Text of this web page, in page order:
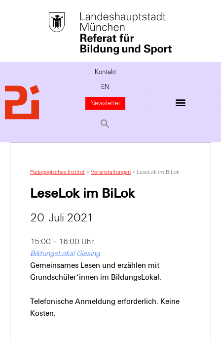
Kontakt
EN
Newsletter
Pädagogisches Institut > Veranstaltungen > LeseLok im BiLok
LeseLok im BiLok
20. Juli 2021
15:00 – 16:00 Uhr
BildungsLokal Giesing
Gemeinsames Lesen und erzählen mit
Grundschüler*innen im BildungsLokal.
Telefonische Anmeldung erforderlich. Keine
Kosten.